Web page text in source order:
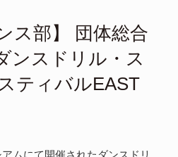
ス部】 団体総合
ンスドリル・ス
ティバルEAST